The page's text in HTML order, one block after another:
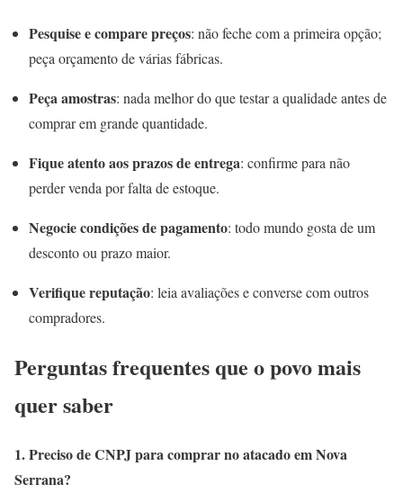
Pesquise e compare preços: não feche com a primeira opção;
peça orçamento de várias fábricas.
Peça amostras: nada melhor do que testar a qualidade antes de
comprar em grande quantidade.
Fique atento aos prazos de entrega: confirme para não
perder venda por falta de estoque.
Negocie condições de pagamento: todo mundo gosta de um
desconto ou prazo maior.
Verifique reputação: leia avaliações e converse com outros
compradores.
Perguntas frequentes que o povo mais
quer saber
1. Preciso de CNPJ para comprar no atacado em Nova
Serrana?